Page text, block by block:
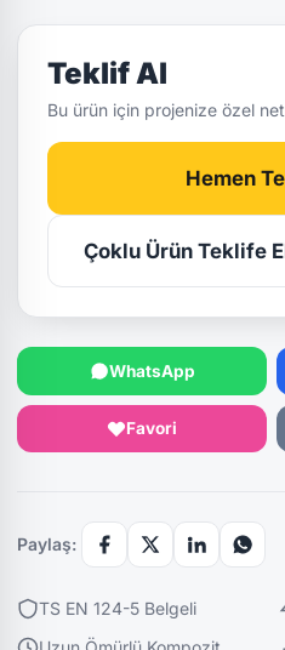
Teklif Al
Bu ürün için projenize özel
Hemen
Çoklu Ürün Teklife
WhatsApp
Favori
Paylaş:
TS EN 124-5 Belgeli